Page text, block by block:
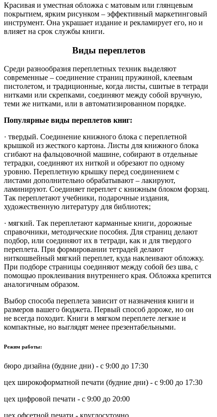
Красивая и уместная обложка с матовым или глянцевым
покрытием, ярким рисунком – эффективный маркетинговый
инструмент. Она украшает издание и рекламирует его, но и
влияет на срок службы книги.
Виды переплетов
Среди разнообразия переплетных техник выделяют
современные – соединение страниц пружиной, клеевым
пистолетом, и традиционные, когда листы, сшитые в тетради
нитками или скрепками, соединяют между собой вручную,
теми же нитками, или в автоматизированном порядке.
Популярные виды переплетов книг:
· твердый. Соединение книжного блока с переплетной
крышкой из жесткого картона. Листы для книжного блока
сгибают на фальцовочной машине, собирают в отдельные
тетрадки, соединяют их ниткой и обрезают по одному
уровню. Переплетную крышку перед соединением с
листами дополнительно обрабатывают – лакируют,
ламинируют. Соединяет переплет с книжным блоком форзац.
Так переплетают учебники, подарочные издания,
художественную литературу для библиотек;
· мягкий. Так переплетают карманные книги, дорожные
справочники, методические пособия. Для страниц делают
подбор, или соединяют их в тетради, как и для твердого
переплета. При формировании тетрадей делают
ниткошвейный мягкий переплет, куда наклеивают обложку.
При подборе страницы соединяют между собой без шва, с
помощью проклеивания внутреннего края. Обложка крепится
аналогичным образом.
Выбор способа переплета зависит от назначения книги и
размеров вашего бюджета. Первый способ дороже, но он
не всегда походит. Книги в мягком переплете легкие и
компактные, но выглядят менее презентабельными.
Режим работы:
бюро дизайна (будние дни) - с 9:00 до 17:30
цех широкоформатной печати (будние дни) - с 9:00 до 17:30
цех цифровой печати - с 9:00 до 20:00